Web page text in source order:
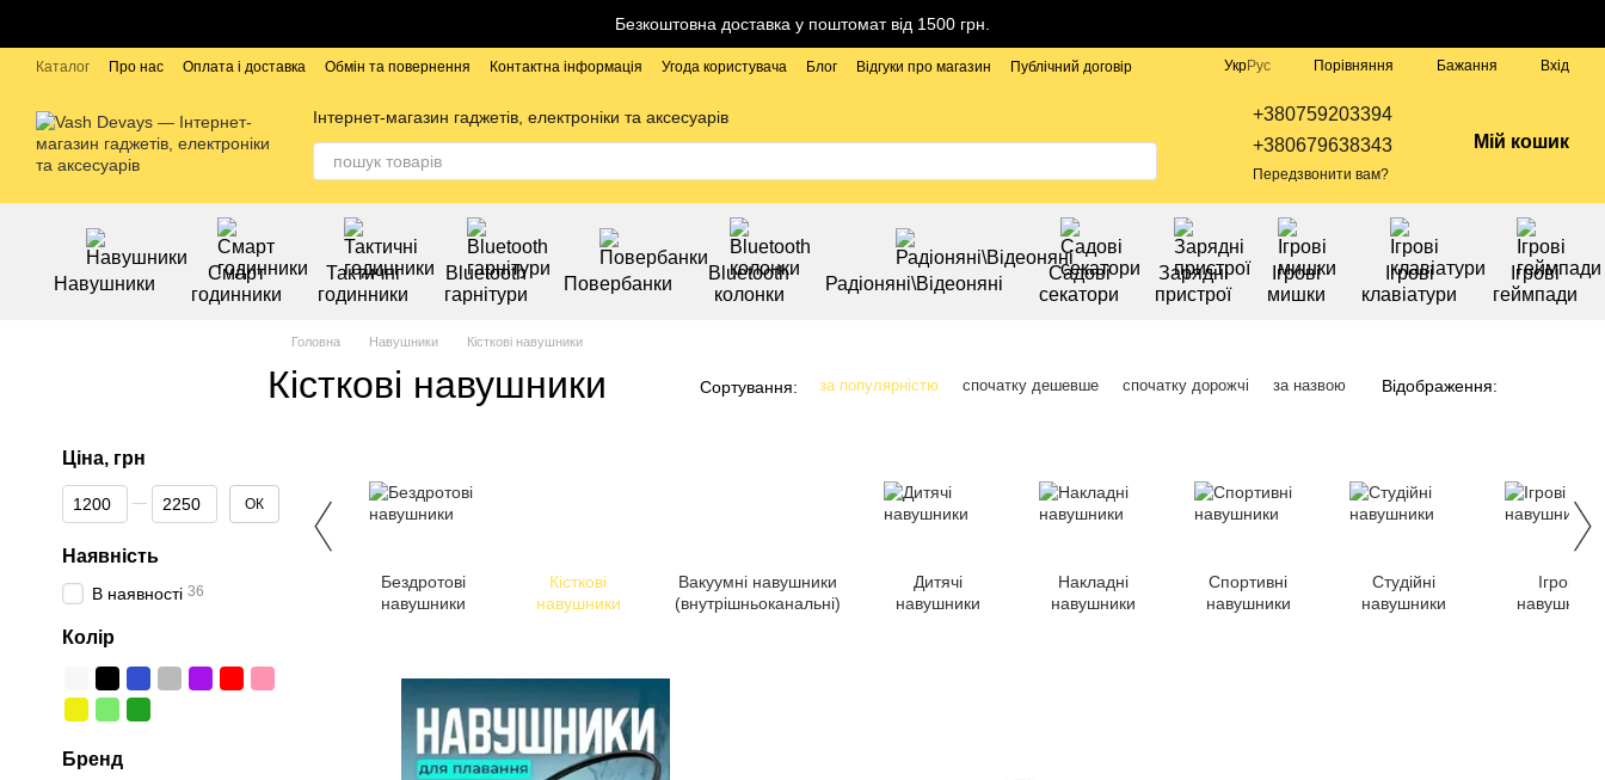
Безкоштовна доставка у поштомат від 1500 грн.
Каталог Про нас Оплата і доставка Обмін та повернення Контактна інформація Угода користувача Блог Відгуки про магазин
Публічний договір
УкрРус Порівняння Бажання Вхід
Інтернет-магазин гаджетів, електроніки та аксесуарів
+380759203394
+380679638343
Передзвонити вам?
Мій кошик
Навушники
Смарт
годинники
Тактичні
годинники
Bluetooth
гарнітури
Повербанки
Bluetooth
колонки
Радіоняні\Відеоняні
Садові
секатори
Зарядні
пристрої
Ігрові
мишки
Ігрові
клавіатури
Ігрові
геймпади
Головна Навушники Кісткові навушники
Кісткові навушники Сортування: за популярністю спочатку дешевше спочатку дорожчі за назвою Відображення:
Бездротові
навушники
Кісткові
навушники
Вакуумні навушники
(внутрішньоканальні)
Дитячі
навушники
Накладні
навушники
Спортивні
навушники
Студійні
навушники
Ігрові
навушники
Ціна, грн
Від Ціна, грн
До Ціна, грн ОК
Наявність
В наявності 36
Колір
Бренд